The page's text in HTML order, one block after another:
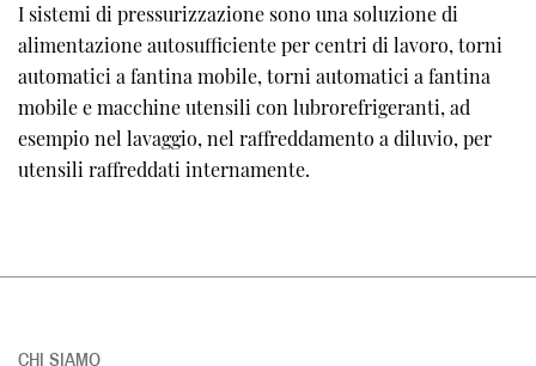
I sistemi di pressurizzazione sono una soluzione di
alimentazione autosufficiente per centri di lavoro, torni
automatici a fantina mobile, torni automatici a fantina
mobile e macchine utensili con lubrorefrigeranti, ad
esempio nel lavaggio, nel raffreddamento a diluvio, per
utensili raffreddati internamente.
CHI SIAMO